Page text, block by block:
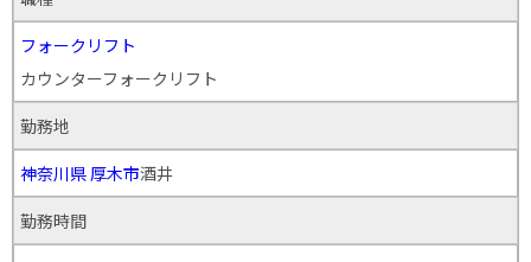
フォークリフト
カウンターフォークリフト
勤務地
神奈川県 厚木市酒井
勤務時間